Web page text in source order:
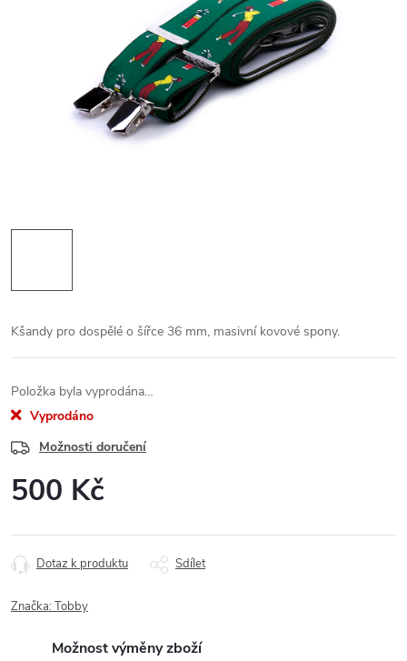
Kšandy pro dospělé o šířce 36 mm, masivní kovové spony.
Položka byla vyprodána…
Vyprodáno
Možnosti doručení
500 Kč
cena:
Dotaz k produktu Sdílet
Značka:Tobby
Možnost výměny zboží